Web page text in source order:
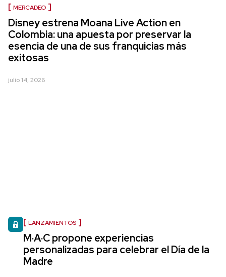
MERCADEO
Disney estrena Moana Live Action en
Colombia: una apuesta por preservar la
esencia de una de sus franquicias más
exitosas
julio 14, 2026
LANZAMIENTOS
M·A·C propone experiencias
personalizadas para celebrar el Día de la
Madre